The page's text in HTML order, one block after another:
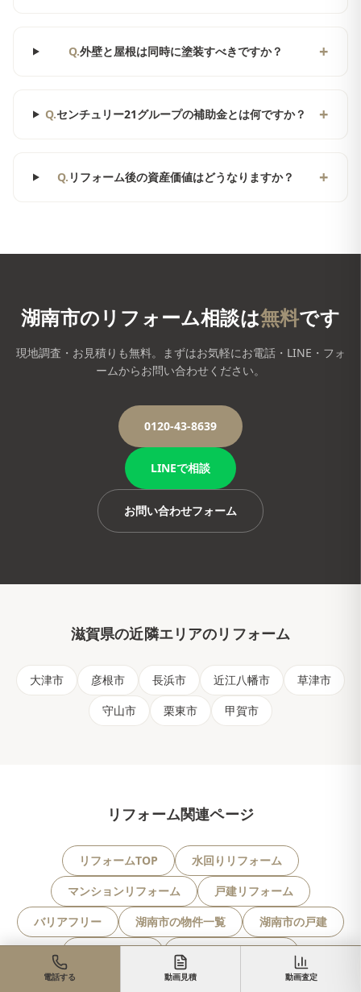
Q.外壁と屋根は同時に塗装すべきですか？ +
Q.センチュリー21グループの補助金とは何ですか？ +
Q. リフォーム後の資産価値はどうなりますか？ +
湖南市のリフォーム相談は無料です
現地調査・お見積りも無料。まずはお気軽にお電話・LINE・フォ
ームからお問い合わせください。
0120-43-8639
LINEで相談
お問い合わせフォーム
滋賀県の近隣エリアのリフォーム
大津市 彦根市 長浜市 近江八幡市
草津市
守山市
栗東市 甲賀市
リフォーム関連ページ
リフォームTOP
水回りリフォーム
マンションリフォーム
戸建リフォーム
バリアフリー
湖南市の物件一覧
湖南市の戸建
湖南市のマンション
電話する 動画見積 動画査定